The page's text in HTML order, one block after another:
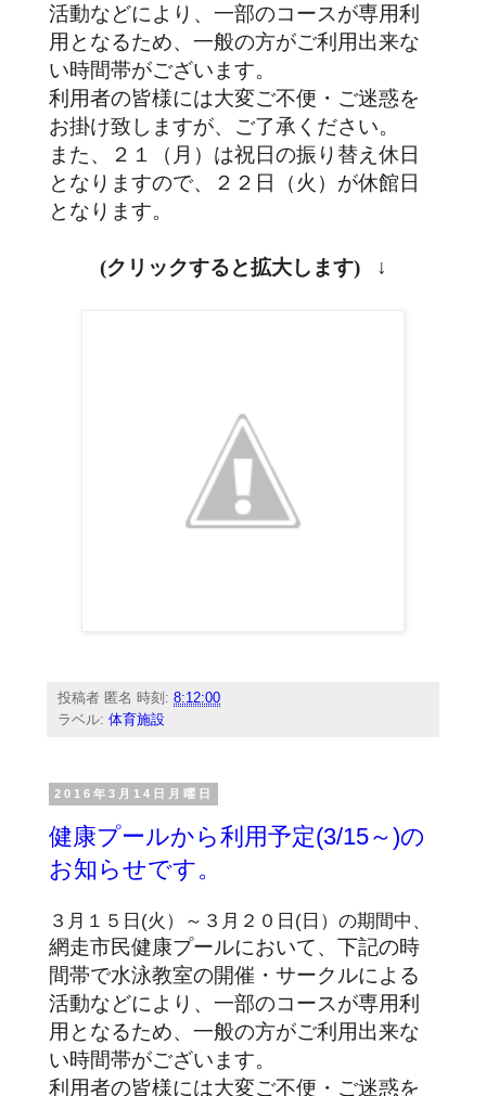
活動などにより、一部のコースが専用利
用となるため、一般の方がご利用出来な
い時間帯がございます。
利用者の皆様には大変ご不便・ご迷惑を
お掛け致しますが、ご了承ください。
また、２１（月）は祝日の振り替え休日
となりますので、２２日（火）が休館日
となります。
(クリックすると拡大します) ↓
投稿者 匿名 時刻:8:12:00
ラベル:体育施設
2016年3月14日月曜日
健康プールから利用予定(3/15～)の
お知らせです。
３月１５日(火）～３月２０日(日）の期間中、
網走市民健康プールにおいて、下記の時
間帯で水泳教室の開催・サークルによる
活動などにより、一部のコースが専用利
用となるため、一般の方がご利用出来な
い時間帯がございます。
利用者の皆様には大変ご不便・ご迷惑を